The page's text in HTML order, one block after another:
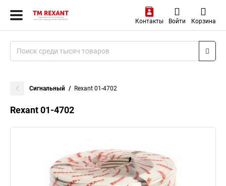
Контакты Войти Корзина
Сигнальный Rexant 01-4702
Rexant 01-4702